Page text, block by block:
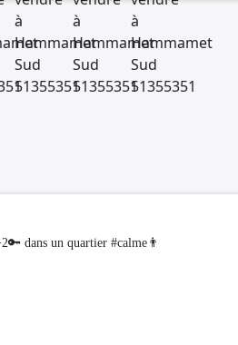
dans un quartier #calme👨